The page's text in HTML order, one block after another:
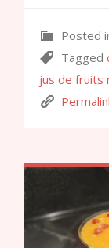
Posted
Tagged
jus de fruits